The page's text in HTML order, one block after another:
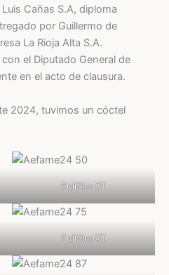
Cañas S.A, diploma
por Guillermo de
La Rioja Alta S.A.
el Diputado General de
en el acto de clausura.
2024, tuvimos un cóctel
Fujifilm XT
Fujifilm XT